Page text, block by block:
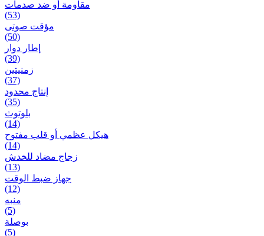
مقاومة أو ضد صدمات
(53)
مؤقت صوتی
(50)
إطار دوار
(39)
زمنیتین
(37)
إنتاج محدود
(35)
بلوتوث
(14)
هيكل عظمي أو قلب مفتوح
(14)
زجاج مضاد للخدش
(13)
جهاز ضبط الوقت
(12)
منبه
(5)
بوصلة
(5)